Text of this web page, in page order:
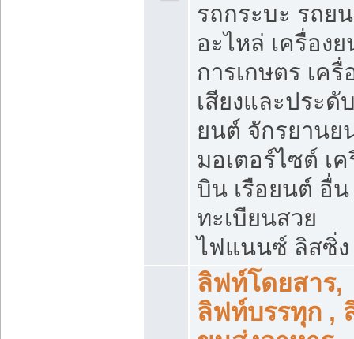
รถกระบะ รถย
อะไหล่ เครื่อง
การเกษตร เครื่
เสียงและประดั
ยนต์ จักรยานย
มอเตอร์ไซต์ เค
บิน เรือยนต์ อื่น
ทะเบียนสวย
ไฟแนนซ์ ลิสซิ่ง
ลิฟท์โดยสาร,
ลิฟท์บรรทุก ,